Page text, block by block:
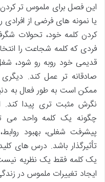
این فصل برای ملموس تر
یا نمونه های فرضی از افرادی
کردن کلمه خود، تحولات
فردی که کلمه شجاعت را
قدیمی خود روبه رو شود،
صادقانه تر عمل کند. دیگری
ممکن است به طور فعال به
نگرش مثبت تری پیدا
چگونه یک کلمه واحد می
پیشرفت شغلی، بهبود
تأثیرگذار باشد. درس های
یک کلمه فقط یک نظریه نیست،
ایجاد تغییرات ملموس در